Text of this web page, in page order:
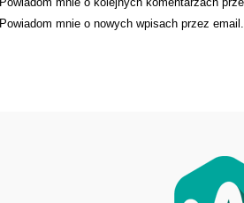
Powiadom mnie o nowych wpisach przez email.